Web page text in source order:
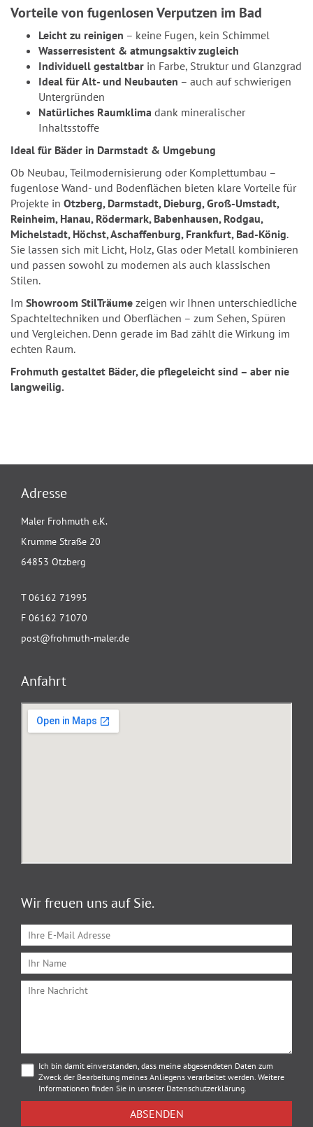
Vorteile von fugenlosen Verputzen im Bad
Leicht zu reinigen – keine Fugen, kein Schimmel
Wasserresistent & atmungsaktiv zugleich
Individuell gestaltbar in Farbe, Struktur und Glanzgrad
Ideal für Alt- und Neubauten – auch auf schwierigen
Untergründen
Natürliches Raumklima dank mineralischer
Inhaltsstoffe
Ideal für Bäder in Darmstadt & Umgebung
Ob Neubau, Teilmodernisierung oder Komplettumbau –
fugenlose Wand- und Bodenflächen bieten klare Vorteile für
Projekte in Otzberg, Darmstadt, Dieburg, Groß-Umstadt,
Reinheim, Hanau, Rödermark, Babenhausen, Rodgau,
Michelstadt, Höchst, Aschaffenburg, Frankfurt, Bad-König.
Sie lassen sich mit Licht, Holz, Glas oder Metall kombinieren
und passen sowohl zu modernen als auch klassischen
Stilen.
Im Showroom StilTräume zeigen wir Ihnen unterschiedliche
Spachteltechniken und Oberflächen – zum Sehen, Spüren
und Vergleichen. Denn gerade im Bad zählt die Wirkung im
echten Raum.
Frohmuth gestaltet Bäder, die pflegeleicht sind – aber nie
langweilig.
Adresse
Maler Frohmuth e.K.
Krumme Straße 20
64853 Otzberg
T 06162 71995
F 06162 71070
post@frohmuth-maler.de
Anfahrt
Wir freuen uns auf Sie.
Ich bin damit einverstanden, dass meine abgesendeten Daten zum
Zweck der Bearbeitung meines Anliegens verarbeitet werden. Weitere
Informationen finden Sie in unserer Datenschutzerklärung.